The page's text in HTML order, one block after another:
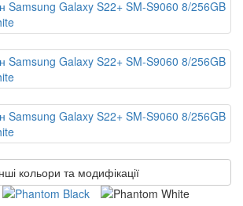
кольори та модифікації